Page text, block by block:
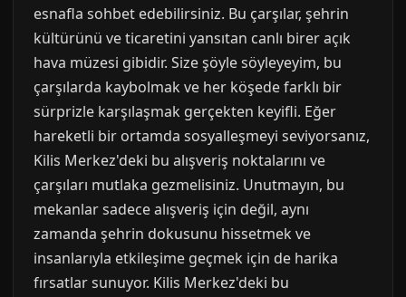
esnafla sohbet edebilirsiniz. Bu çarşılar, şehrin
kültürünü ve ticaretini yansıtan canlı birer açık
hava müzesi gibidir. Size şöyle söyleyeyim, bu
çarşılarda kaybolmak ve her köşede farklı bir
sürprizle karşılaşmak gerçekten keyifli. Eğer
hareketli bir ortamda sosyalleşmeyi seviyorsanız,
Kilis Merkez'deki bu alışveriş noktalarını ve
çarşıları mutlaka gezmelisiniz. Unutmayın, bu
mekanlar sadece alışveriş için değil, aynı
zamanda şehrin dokusunu hissetmek ve
insanlarıyla etkileşime geçmek için de harika
fırsatlar sunuyor. Kilis Merkez'deki bu